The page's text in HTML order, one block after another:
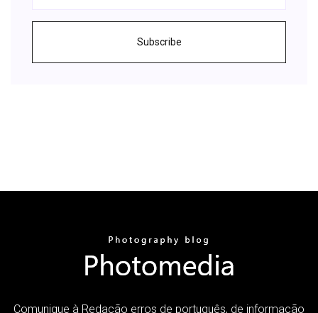
Subscribe
Comunique à Redação erros de português, de informação